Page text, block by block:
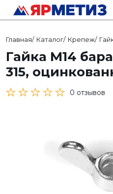
Главная/ Каталог/ Крепеж/
Гайка М14
315,
0 отзывов